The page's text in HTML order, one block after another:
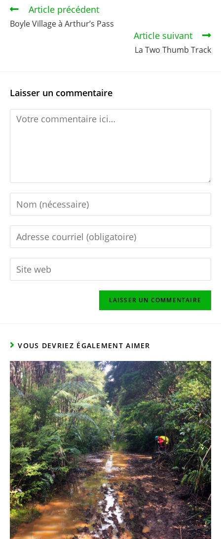
Article précédent
Boyle Village à Arthur’s Pass
Article suivant
La Two Thumb Track
Laisser un commentaire
VOUS DEVRIEZ ÉGALEMENT AIMER